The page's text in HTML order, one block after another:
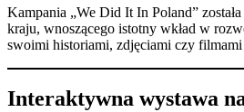
Kampania „We Did It In Poland”
kraju, wnoszącego istotny wkład w
swoimi historiami, zdjęciami czy
Interaktywna wystawa